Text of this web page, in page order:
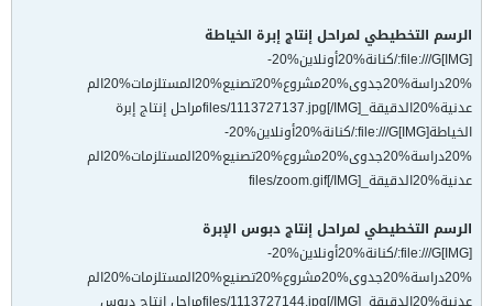
الرسم التخطيطي لمراحل إنتاج إبرة الخياطة
[IMG]file:///G:/كنانة%20أونلاين%20-
%20دراسة%20جدوى%20مشروع%20تصنيع%20المستلزمات%20الم
عدنية%20الدقيقة_files/1113727137.jpg[/IMG]مراحل إنتاج إبرة
الخياطة[IMG]file:///G:/كنانة%20أونلاين%20-
%20دراسة%20جدوى%20مشروع%20تصنيع%20المستلزمات%20الم
عدنية%20الدقيقة_files/zoom.gif[/IMG]
الرسم التخطيطي لمراحل إنتاج دبوس الإبرة
[IMG]file:///G:/كنانة%20أونلاين%20-
%20دراسة%20جدوى%20مشروع%20تصنيع%20المستلزمات%20الم